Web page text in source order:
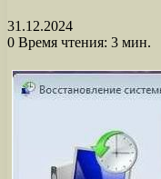
31.12.2024
0 Время чтения: 3 мин.